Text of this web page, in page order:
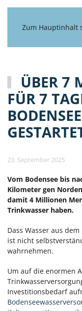
Zum Hauptinhalt
ÜBER 7
FÜR 7
23. September 2025
Vom Bodensee bis
Kilometer gen
damit 4 Millionen
Trinkwasser haben.
Dass Wasser aus
ist nicht
wahrnehmen.
Um auf die enormen
Investitionsbedarf